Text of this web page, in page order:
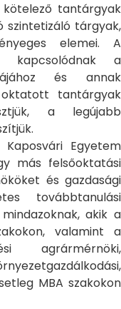
tantárgyak
szintetizáló tárgyak,
elemei. A
kapcsolódnak a
és annak
oktatott tantárgyak
a legújabb
Egyetem
más felsőoktatási
és gazdasági
továbbtanulási
akik a
valamint a
agrármérnöki,
MBA szakokon